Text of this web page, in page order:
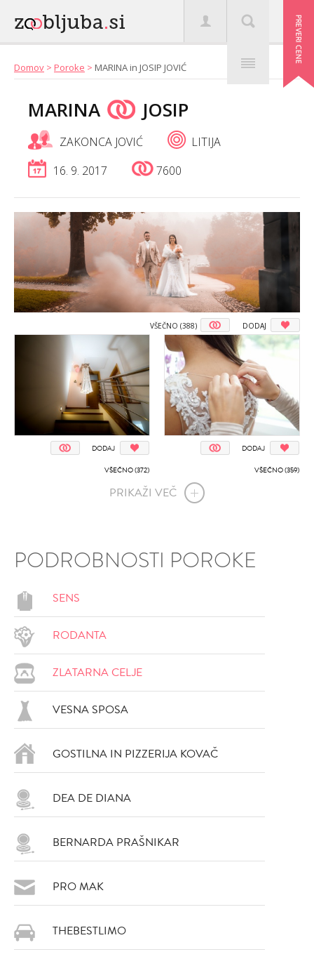
Domov > Poroke > MARINA in JOSIP JOVIĆ
MARINA JOSIP
ZAKONCA JOVIĆ
LITIJA
16. 9. 2017
7600
DODAJ
VŠEČNO (388)
DODAJ
VŠEČNO (372)
DODAJ
VŠEČNO (359)
DODAJ
VŠEČNO (361)
PRIKAŽI VEČ
PODROBNOSTI POROKE
SENS
RODANTA
ZLATARNA CELJE
VESNA SPOSA
GOSTILNA IN PIZZERIJA KOVAČ
DEA DE DIANA
BERNARDA PRAŠNIKAR
PRO MAK
THEBESTLIMO